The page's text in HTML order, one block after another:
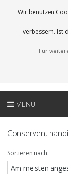
DE
MENU
Conserven,
Sortieren nach:
Wir benutzen
verbessern. Ist
Für